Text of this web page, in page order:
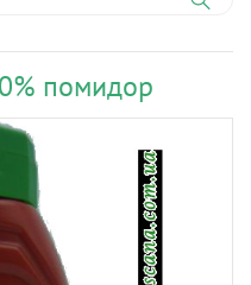
помидор